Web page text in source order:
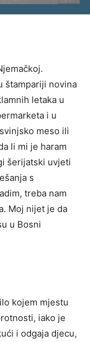
štampariji novina
letaka u
i u
meso ili
li mi je haram
šerijatski uvjeti
s
treba nam
Moj nijet je da
u Bosni
kojem mjestu
iako je
i odgaja djecu,